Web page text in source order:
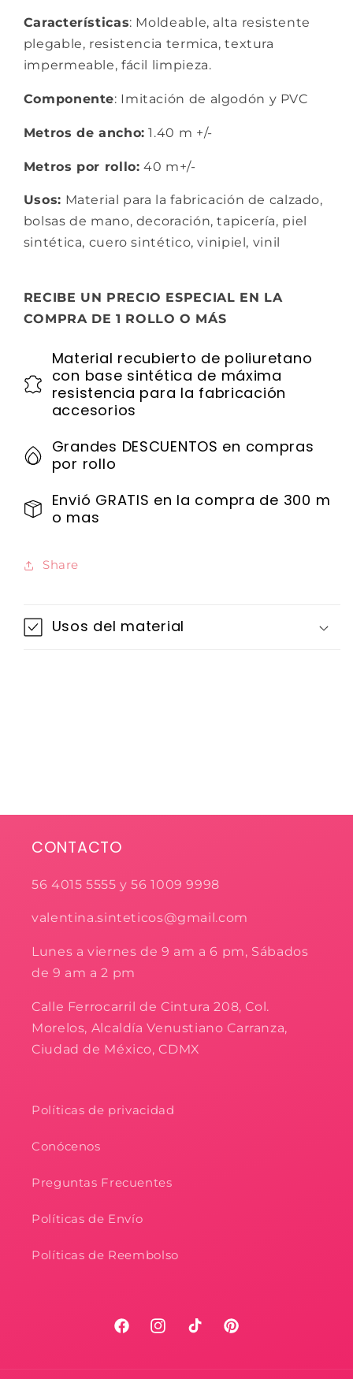
Características: Moldeable, alta resistente
plegable, resistencia termica, textura
impermeable, fácil limpieza.
Componente: Imitación de algodón y PVC
Metros de ancho: 1.40 m +/-
Metros por rollo: 40 m+/-
Usos: Material para la fabricación de calzado,
bolsas de mano, decoración, tapicería, piel
sintética, cuero sintético, vinipiel, vinil
RECIBE UN PRECIO ESPECIAL EN LA
COMPRA DE 1 ROLLO O MÁS
Material recubierto de poliuretano
con base sintética de máxima
resistencia para la fabricación
accesorios
Grandes DESCUENTOS en compras
por rollo
Envió GRATIS en la compra de 300 m
o mas
Share
Usos del material
CONTACTO
56 4015 5555 y 56 1009 9998
valentina.sinteticos@gmail.com
Lunes a viernes de 9 am a 6 pm, Sábados
de 9 am a 2 pm
Calle Ferrocarril de Cintura 208, Col.
Morelos, Alcaldía Venustiano Carranza,
Ciudad de México, CDMX
Políticas de privacidad
Conócenos
Preguntas Frecuentes
Políticas de Envío
Políticas de Reembolso
FacebookInstagramTikTokPinterest